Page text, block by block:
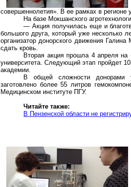
совершеннолетия». В ее рамках в
На базе Мокшанского
— Акция получилась еще и
большого друга, который уже несколько
организатор донорского движения
сдать кровь.
Вторая акция прошла 4 апреля на
университета. Следующий этап пройдет
академии.
В общей сложности донорами
заготовлено более55 литров
Медицинском институте ПГУ.
Читайте также:
В Пензенской области не